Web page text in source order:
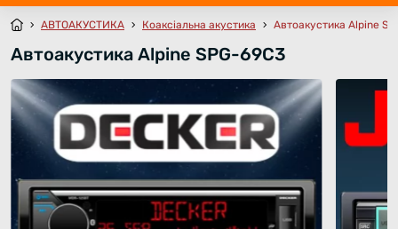
АВТОАКУСТИКА Коаксіальна акустика Автоакустика Alpine
Автоакустика Alpine SPG-69C3